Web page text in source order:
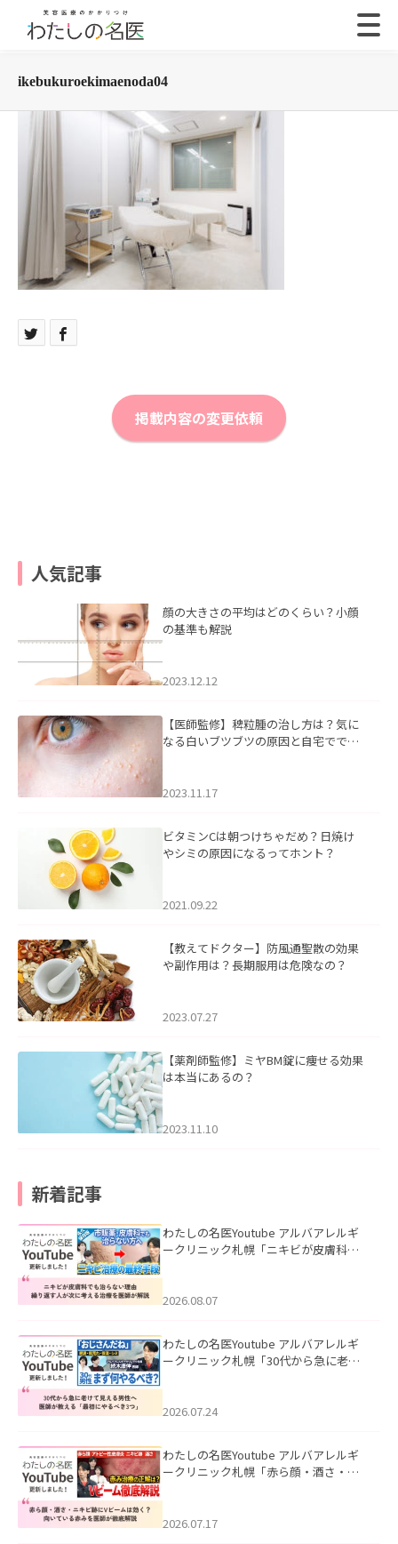
ikebukuroekimaenoda04
掲載内容の変更依頼
人気記事
顔の大きさの平均はどのくらい？小顔
の基準も解説
2023.12.12
【医師監修】稗粒腫の治し方は？気に
なる白いブツブツの原因と自宅ででき
2023.11.17
ビタミンCは朝つけちゃだめ？日焼け
やシミの原因になるってホント？
2021.09.22
【教えてドクター】防風通聖散の効果
や副作用は？長期服用は危険なの？
2023.07.27
【薬剤師監修】ミヤBM錠に痩せる効果
は本当にあるの？
2023.11.10
新着記事
わたしの名医Youtube アルバアレルギ
ークリニック札幌「ニキビが皮膚科で
ました。
2026.08.07
わたしの名医Youtube アルバアレルギ
ークリニック札幌「30代から急に老け
た。
2026.07.24
わたしの名医Youtube アルバアレルギ
ークリニック札幌「赤ら顔・酒さ・ニ
した。
2026.07.17